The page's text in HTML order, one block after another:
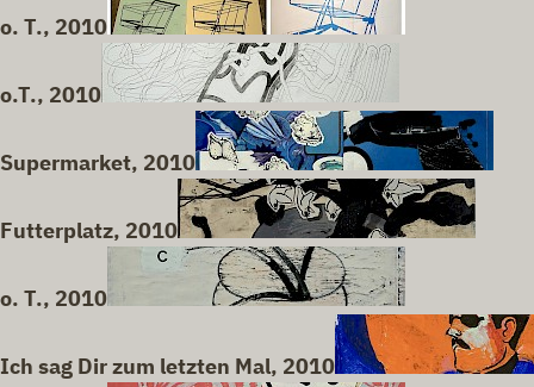
o. T., 2010
o.T., 2010
Supermarket, 2010
Futterplatz, 2010
o. T., 2010
Ich sag Dir zum letzten Mal, 2010